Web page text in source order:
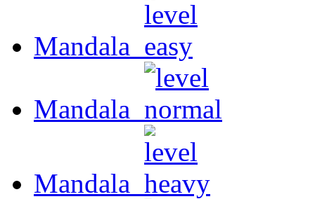
Mandala
Mandala
Mandala